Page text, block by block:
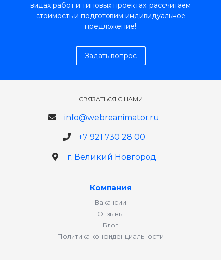
видах работ и типовых проектах, рассчитаем
стоимость и подготовим индивидуальное
предложение!
Задать вопрос
СВЯЗАТЬСЯ С НАМИ
info@webreanimator.ru
+7 921 730 28 00
г. Великий Новгород
Компания
Вакансии
Отзывы
Блог
Политика конфиденциальности